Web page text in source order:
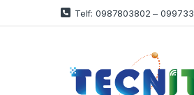
Telf: 0987803802 –